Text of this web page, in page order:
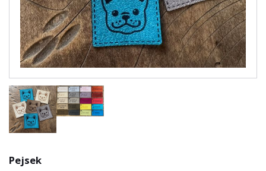
Pejsek